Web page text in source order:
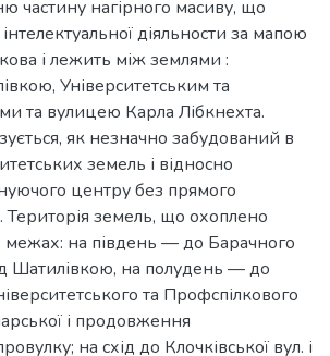
частину нагірного масиву, що
діяльности за мапою
і лежить між землями :
Університетським та
та вулицею Карла Лібкнехта.
як незначно забудований в
земель і відносно
центру без прямого
Територія земель, що охоплено
межах: на південь — до Барачного
Шатилівкою, на полудень — до
та Профспілкового
і продовження
на схід до Клочківської вул. і